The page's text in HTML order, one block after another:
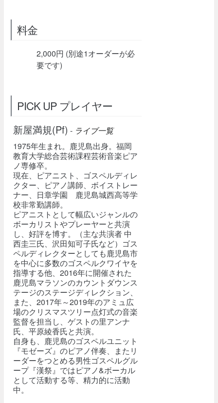
料金
2,000円 (別途1オーダーが必
要です)
PICK UP プレイヤー
新屋満規(Pf) - ライブ一覧
1975年生まれ。鹿児島出身。福岡
教育大学総合芸術課程芸術音楽ピア
ノ専修卒。
現在、ピアニスト、ゴスペルディレ
クター、ピアノ講師、ボイストレー
ナー、日章学園 鹿児島城西高等学
校非常勤講師。
ピアニストとして幅広いジャンルの
ボーカリストやプレーヤーと共演
し、好評を博す。（主な共演者 中
西圭三氏、沢田知可子氏など）ゴス
ペルディレクターとしても鹿児島市
を中心に多数のゴスペルクワイヤを
指導する他、2016年に開催された
鹿児島マラソンのカウントダウンス
テージのステージディレクション、
また、2017年～2019年のアミュ広
場のクリスマスツリー点灯式の音楽
監督を担当し、ゲストの里アンナ
氏、平原綾香氏と共演。
自身も、鹿児島のゴスペルユニット
『モゼーズ』のピアノ伴奏、またリ
ーダーをつとめる男性ゴスペルグル
ープ『漢祭』ではピアノ&ボーカル
として活動する等、精力的に活動
中。